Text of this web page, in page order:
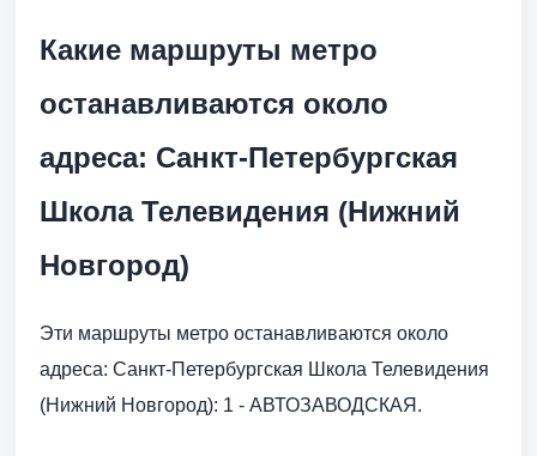
Какие маршруты метро
останавливаются около
адреса: Санкт-Петербургская
Школа Телевидения (Нижний
Новгород)
Эти маршруты метро останавливаются около
адреса: Санкт-Петербургская Школа Телевидения
(Нижний Новгород): 1 - АВТОЗАВОДСКАЯ.